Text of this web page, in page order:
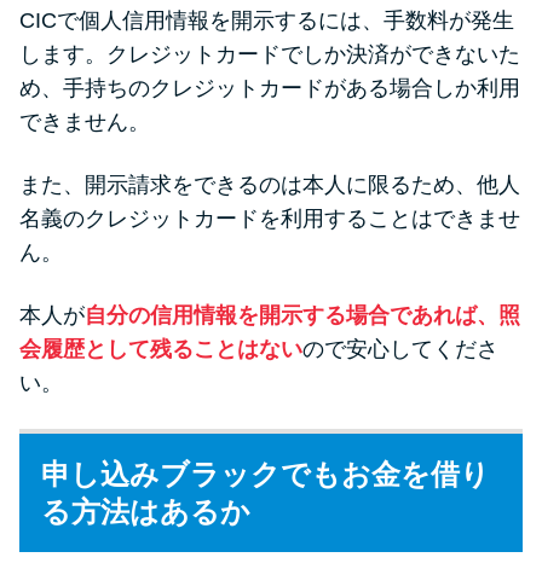
CICで個人信用情報を開示するには、手数料が発生
します。クレジットカードでしか決済ができないた
め、手持ちのクレジットカードがある場合しか利用
できません。
また、開示請求をできるのは本人に限るため、他人
名義のクレジットカードを利用することはできませ
ん。
本人が自分の信用情報を開示する場合であれば、照
会履歴として残ることはないので安心してくださ
い。
申し込みブラックでもお金を借り
る方法はあるか